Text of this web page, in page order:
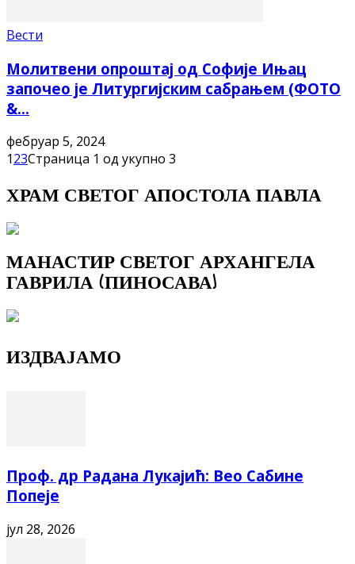
Вести
Молитвени опроштај од Софије Ињац
започео је Литургијским сабрањем (ФОТО
&...
фебруар 5, 2024
123Страница 1 од укупно 3
ХРАМ СВЕТОГ АПОСТОЛА ПАВЛА
МАНАСТИР СВЕТОГ АРХАНГЕЛА
ГАВРИЛА (ПИНОСАВА)
ИЗДВАЈАМО
Проф. др Радана Лукајић: Вео Сабине
Попеје
јул 28, 2026